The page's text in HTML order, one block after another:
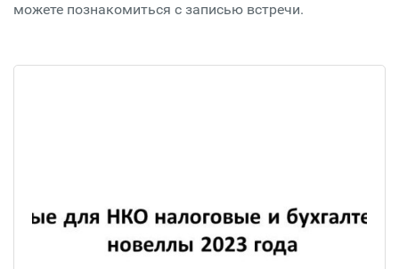
можете познакомиться с записью встречи.